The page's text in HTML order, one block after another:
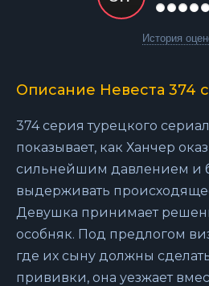
История
Описание Невеста 374
374 серия турецкого
показывает, как Ханчер
сильнейшим давлением и
выдерживать
Девушка принимает
особняк. Под предлогом
где их сыну должны
прививки, она уезжает